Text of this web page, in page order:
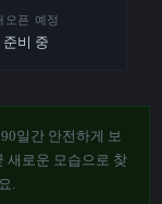
오픈 예정
준비 중
일간 안전하게 보
새로운 모습으로 찾
.